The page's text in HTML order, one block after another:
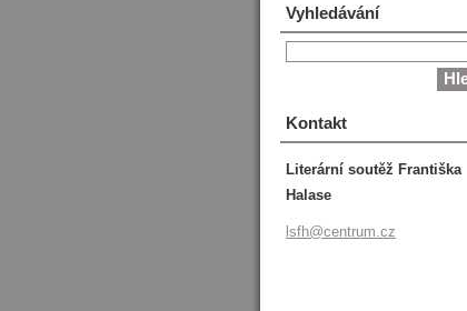
Vyhledávání
Kontakt
Literární soutěž Františka
Halase
lsfh@centrum.cz